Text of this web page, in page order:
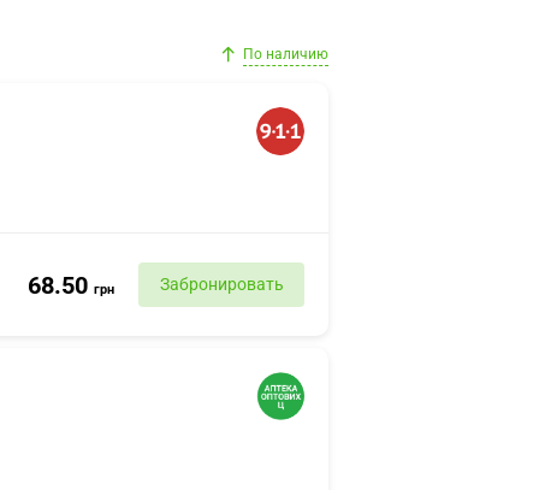
По наличию
68.50 грн Забронировать